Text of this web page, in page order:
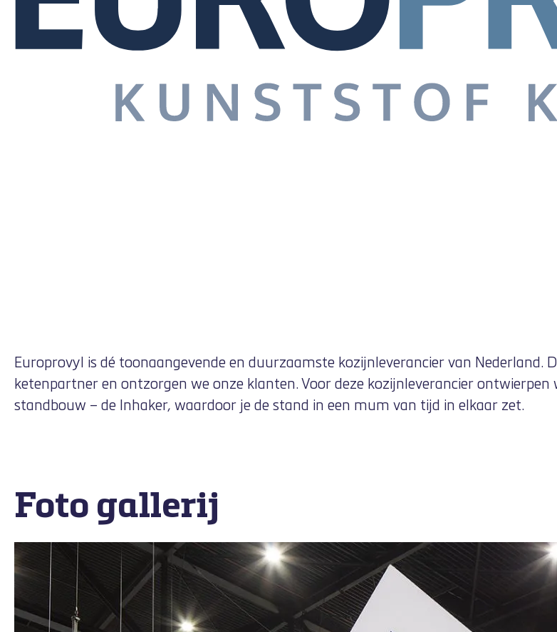
Europrovyl is dé toonaangevende en duurzaamste kozijnleverancier van
ketenpartner en ontzorgen we onze klanten. Voor deze kozijnleverancier
standbouw – de Inhaker, waardoor je de stand in een mum van tijd in elkaar zet.
Foto gallerij